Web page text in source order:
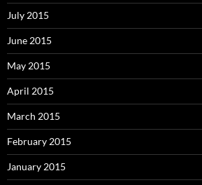
July 2015
June 2015
May 2015
April 2015
March 2015
February 2015
January 2015